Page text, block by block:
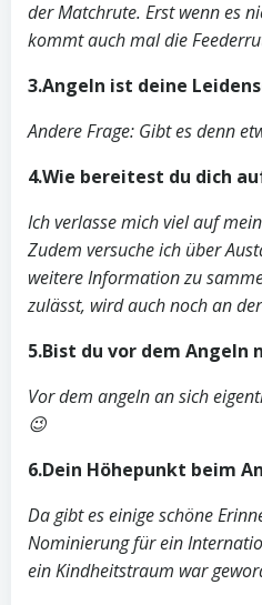
der Matchrute. Erst wenn es
kommt auch mal die
3.Angeln ist deine
Andere Frage: Gibt es denn
4.Wie bereitest du dich
Ich verlasse mich viel auf
Zudem versuche ich über
weitere Information zu
zulässt, wird auch noch an
5.Bist du vor dem Angeln
Vor dem angeln an sich
😉
6.Dein Höhepunkt beim
Da gibt es einige schöne
Nominierung für ein
ein Kindheitstraum war